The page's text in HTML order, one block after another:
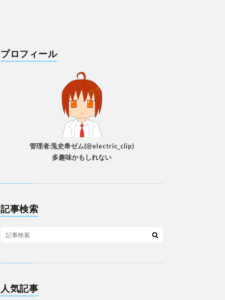
プロフィール
管理者:兎史希ゼム(@electric_clip)
多趣味かもしれない
記事検索
人気記事